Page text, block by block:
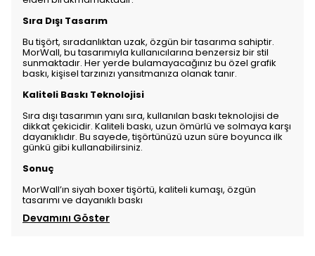
Sıra Dışı Tasarım
Bu tişört, sıradanlıktan uzak, özgün bir tasarıma sahiptir.
MorWall, bu tasarımıyla kullanıcılarına benzersiz bir stil
sunmaktadır. Her yerde bulamayacağınız bu özel grafik
baskı, kişisel tarzınızı yansıtmanıza olanak tanır.
Kaliteli Baskı Teknolojisi
Sıra dışı tasarımın yanı sıra, kullanılan baskı teknolojisi de
dikkat çekicidir. Kaliteli baskı, uzun ömürlü ve solmaya karşı
dayanıklıdır. Bu sayede, tişörtünüzü uzun süre boyunca ilk
günkü gibi kullanabilirsiniz.
Sonuç
MorWall’ın siyah boxer tişörtü, kaliteli kumaşı, özgün
tasarımı ve dayanıklı baskı
Devamını Göster